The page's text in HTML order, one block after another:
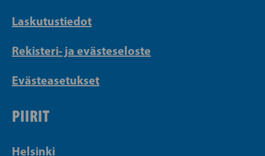
Laskutustiedot
Rekisteri- ja evästeseloste
Evästeasetukset
PIIRIT
Helsinki